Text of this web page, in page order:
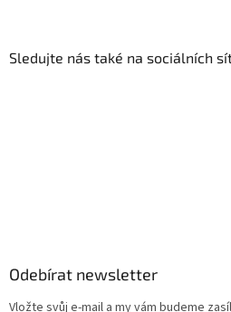
Sledujte nás také na sociálních
Odebírat newsletter
Vložte svůj e-mail a my vám budeme